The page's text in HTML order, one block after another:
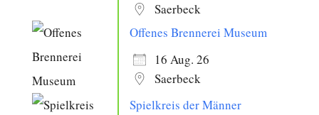
Saerbeck
Offenes Brennerei Museum
16 Aug. 26
Saerbeck
Spielkreis der Männer